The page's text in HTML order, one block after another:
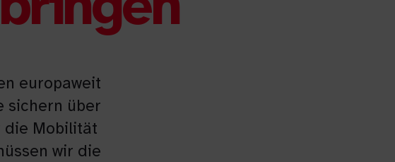
europaweit
sichern über
die Mobilität
wir die